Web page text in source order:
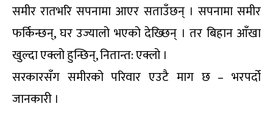
समीर रातभरि सपनामा आएर सताउँछन् । सपनामा समीर
फर्किन्छन्, घर उज्यालो भएको देख्छिन् । तर बिहान आँखा
खुल्दा एक्लो हुन्छिन्, नितान्त: एक्लो ।
सरकारसँग समीरको परिवार एउटै माग छ – भरपर्दो
जानकारी ।